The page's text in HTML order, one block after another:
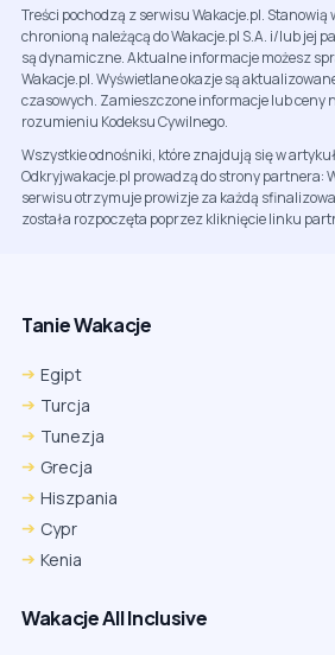
Treści pochodzą z serwisu Wakacje.pl.
chronioną należącą do Wakacje.pl S.A. i/lub jej
są dynamiczne. Aktualne informacje możesz
Wakacje.pl. Wyświetlane okazje są
czasowych. Zamieszczone informacje lub ceny
rozumieniu Kodeksu Cywilnego.
Wszystkie odnośniki, które znajdują się w
Odkryjwakacje.pl prowadzą do strony partnera:
serwisu otrzymuje prowizje za każdą
została rozpoczęta poprzez kliknięcie linku
Tanie Wakacje
Egipt
Turcja
Tunezja
Grecja
Hiszpania
Cypr
Kenia
Wakacje All Inclusive